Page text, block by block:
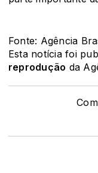
Fonte: Agência
Esta notícia foi
reprodução da